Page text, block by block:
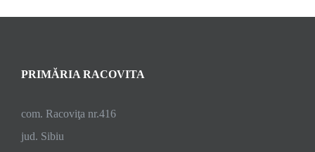
PRIMĂRIA RACOVITA
com. Racoviţa nr.416
jud. Sibiu